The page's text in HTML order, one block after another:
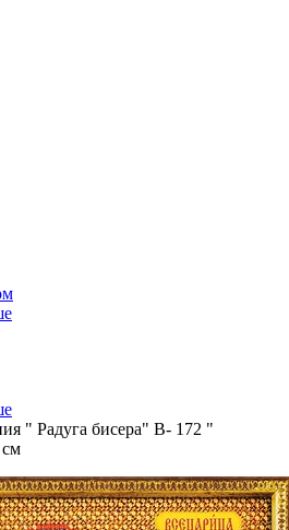
" Радуга бисера" В- 172 "